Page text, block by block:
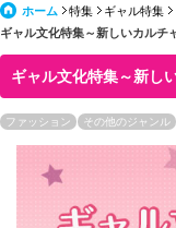
ホーム 特集
ギャル特集
ギャル文化特集～新しいカルチ
ギャル文化特集～新し
ファッション その他のジャンル